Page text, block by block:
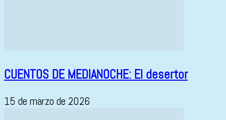
CUENTOS DE MEDIANOCHE: El desertor
15 de marzo de 2026